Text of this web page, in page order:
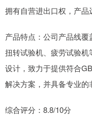
拥有自营进出口权，产品
产品特点：公司产品线覆
扭转试验机、疲劳试验
设计，致力于提供符合
解决方案，并具备专业的
综合评分：8.8/10分